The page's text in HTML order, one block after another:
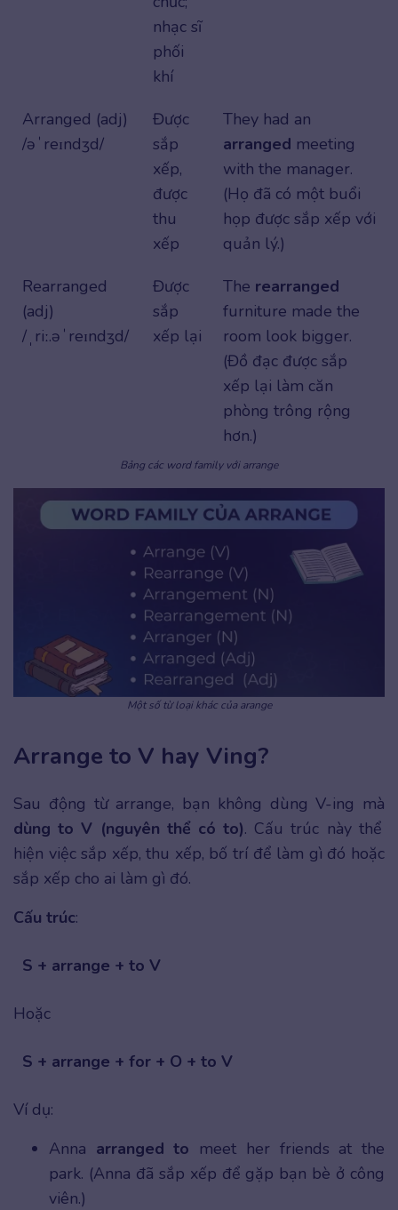
nhạc sĩ
phối
khí
Arranged (adj)
/əˈreɪndʒd/
Được
sắp
xếp,
được
thu
xếp
They had an
arranged meeting
with the manager.
(Họ đã có một buổi
họp được sắp xếp với
quản lý.)
Rearranged
(adj)
/ˌriː.əˈreɪndʒd/
Được
sắp
xếp lại
The rearranged
furniture made the
room look bigger.
(Đồ đạc được sắp
xếp lại làm căn
phòng trông rộng
hơn.)
Bảng các word family với arrange
Một số từ loại khác của arange
Arrange to V hay Ving?
Sau động từ arrange, bạn không dùng V-ing mà
dùng to V (nguyên thể có to). Cấu trúc này thể
hiện việc sắp xếp, thu xếp, bố trí để làm gì đó hoặc
sắp xếp cho ai làm gì đó.
Cấu trúc:
S + arrange + to V
Hoặc
S + arrange + for + O + to V
Ví dụ:
Anna arranged to meet her friends at the
park. (Anna đã sắp xếp để gặp bạn bè ở công
viên.)